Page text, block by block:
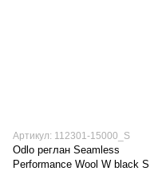
Артикул: 112301-15000_S
Odlo реглан Seamless
Performance Wool W black S